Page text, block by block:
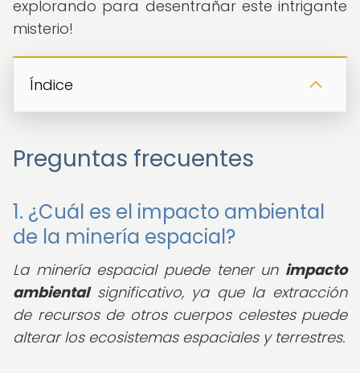
explorando para desentrañar este intrigante
misterio!
Índice
Preguntas frecuentes
1. ¿Cuál es el impacto ambiental
de la minería espacial?
La minería espacial puede tener un impacto
ambientalsignificativo, ya que la extracción
de recursos de otros cuerpos celestes puede
alterar los ecosistemas espaciales y terrestres.